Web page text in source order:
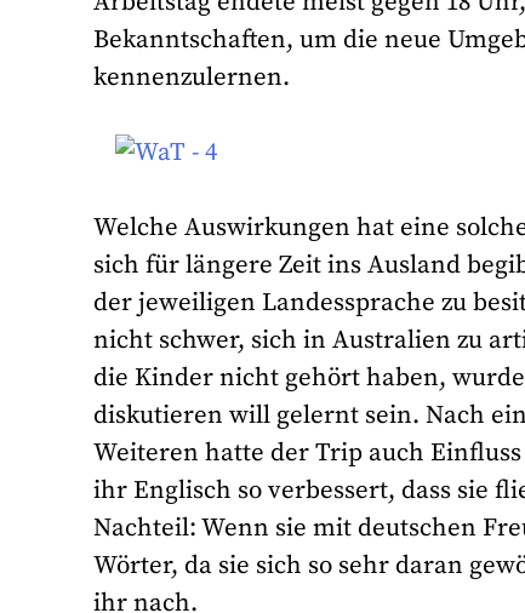
Bekanntschaften, um die neue
kennenzulernen.
Welche Auswirkungen hat eine
sich für längere Zeit ins Ausland
der jeweiligen Landessprache zu
nicht schwer, sich in Australien zu
die Kinder nicht gehört haben,
diskutieren will gelernt sein. Nach
Weiteren hatte der Trip auch
ihr Englisch so verbessert, dass sie
Nachteil: Wenn sie mit deutschen
Wörter, da sie sich so sehr daran
ihr nach.